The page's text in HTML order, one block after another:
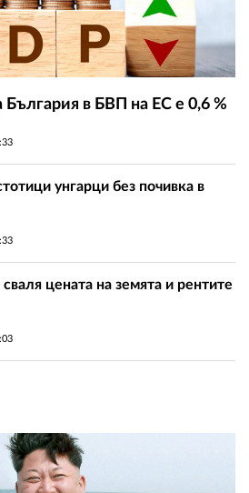
България в БВП на ЕС е 0,6 %
унгарци без почивка в
цената на земята и рентите